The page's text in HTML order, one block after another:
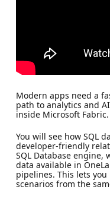
Modern apps need a
path to analytics and
inside Microsoft Fabric.
You will see how SQL
developer‑friendly
SQL Database
data available in
pipelines. This lets
scenarios from the